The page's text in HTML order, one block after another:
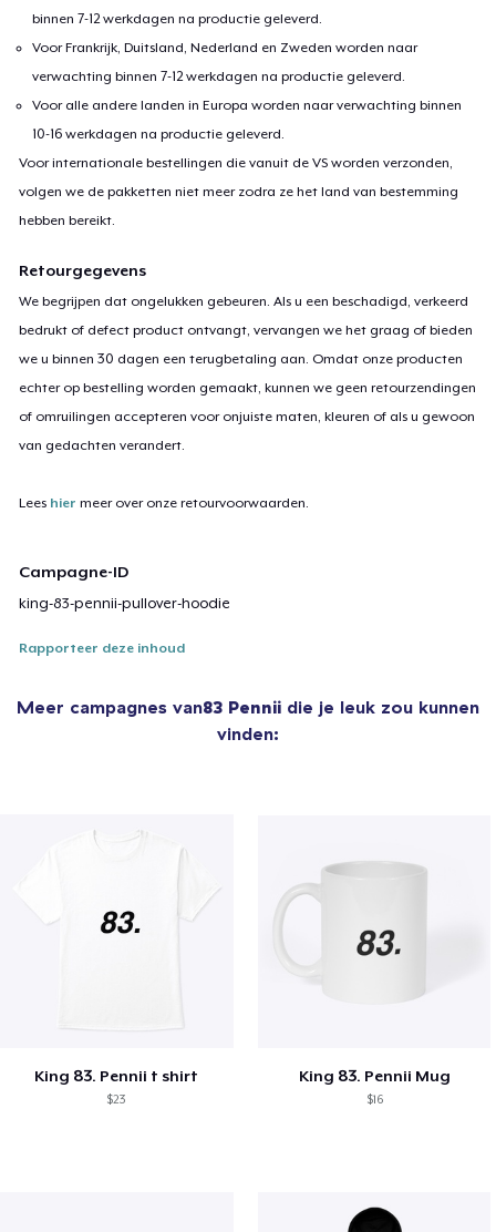
binnen 7-12 werkdagen na productie geleverd.
Voor Frankrijk, Duitsland, Nederland en Zweden worden naar
verwachting binnen 7-12 werkdagen na productie geleverd.
Voor alle andere landen in Europa worden naar verwachting binnen
10-16 werkdagen na productie geleverd.
Voor internationale bestellingen die vanuit de VS worden verzonden,
volgen we de pakketten niet meer zodra ze het land van bestemming
hebben bereikt.
Retourgegevens
We begrijpen dat ongelukken gebeuren. Als u een beschadigd, verkeerd
bedrukt of defect product ontvangt, vervangen we het graag of bieden
we u binnen 30 dagen een terugbetaling aan. Omdat onze producten
echter op bestelling worden gemaakt, kunnen we geen retourzendingen
of omruilingen accepteren voor onjuiste maten, kleuren of als u gewoon
van gedachten verandert.
Lees hier meer over onze retourvoorwaarden.
Campagne-ID
king-83-pennii-pullover-hoodie
Rapporteer deze inhoud
Meer campagnes van83 Pennii die je leuk zou kunnen
vinden:
King 83. Pennii t shirt
$23
King 83. Pennii Mug
$16